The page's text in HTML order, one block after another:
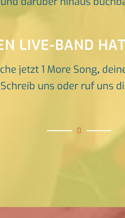
LIVE-BAND
jetzt 1 More Song,
uns oder ruf uns